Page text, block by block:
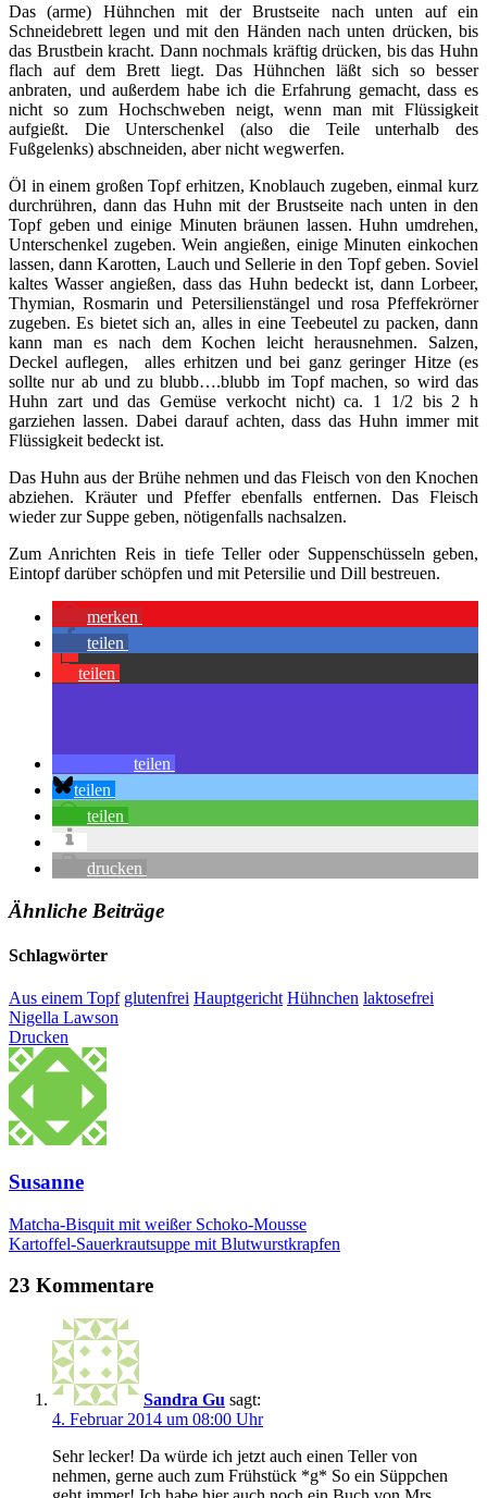
Das (arme) Hühnchen mit der Brustseite nach unten auf ein
Schneidebrett legen und mit den Händen nach unten drücken, bis
das Brustbein kracht. Dann nochmals kräftig drücken, bis das Huhn
flach auf dem Brett liegt. Das Hühnchen läßt sich so besser
anbraten, und außerdem habe ich die Erfahrung gemacht, dass es
nicht so zum Hochschweben neigt, wenn man mit Flüssigkeit
aufgießt. Die Unterschenkel (also die Teile unterhalb des
Fußgelenks) abschneiden, aber nicht wegwerfen.
Öl in einem großen Topf erhitzen, Knoblauch zugeben, einmal kurz
durchrühren, dann das Huhn mit der Brustseite nach unten in den
Topf geben und einige Minuten bräunen lassen. Huhn umdrehen,
Unterschenkel zugeben. Wein angießen, einige Minuten einkochen
lassen, dann Karotten, Lauch und Sellerie in den Topf geben. Soviel
kaltes Wasser angießen, dass das Huhn bedeckt ist, dann Lorbeer,
Thymian, Rosmarin und Petersilienstängel und rosa Pfeffekrörner
zugeben. Es bietet sich an, alles in eine Teebeutel zu packen, dann
kann man es nach dem Kochen leicht herausnehmen. Salzen,
Deckel auflegen, alles erhitzen und bei ganz geringer Hitze (es
sollte nur ab und zu blubb….blubb im Topf machen, so wird das
Huhn zart und das Gemüse verkocht nicht) ca. 1 1/2 bis 2 h
garziehen lassen. Dabei darauf achten, dass das Huhn immer mit
Flüssigkeit bedeckt ist.
Das Huhn aus der Brühe nehmen und das Fleisch von den Knochen
abziehen. Kräuter und Pfeffer ebenfalls entfernen. Das Fleisch
wieder zur Suppe geben, nötigenfalls nachsalzen.
Zum Anrichten Reis in tiefe Teller oder Suppenschüsseln geben,
Eintopf darüber schöpfen und mit Petersilie und Dill bestreuen.
merken
teilen
teilen
teilen
teilen
teilen
drucken
Ähnliche Beiträge
Schlagwörter
Aus einem Topf glutenfrei Hauptgericht Hühnchen laktosefrei
Nigella Lawson
Drucken
Susanne
Matcha-Bisquit mit weißer Schoko-Mousse
Kartoffel-Sauerkrautsuppe mit Blutwurstkrapfen
23 Kommentare
Sandra Gu sagt:
4. Februar 2014 um 08:00 Uhr
Sehr lecker! Da würde ich jetzt auch einen Teller von
nehmen, gerne auch zum Frühstück *g* So ein Süppchen